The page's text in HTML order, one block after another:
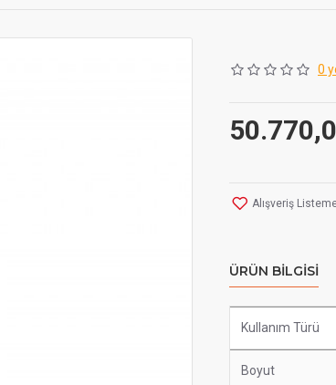
0
Alışveriş
ÜRÜN BILGISI
Kullanım Türü
Boyut